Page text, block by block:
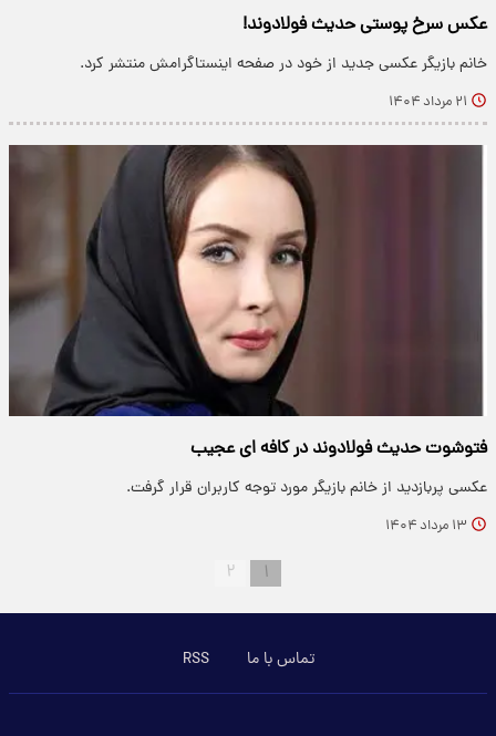
عکس سرخ پوستی حدیث فولادوند!
خانم بازیگر عکسی جدید از خود در صفحه اینستاگرامش منتشر کرد.
۲۱ مرداد ۱۴۰۴
فتوشوت حدیث فولادوند در کافه ای عجیب
عکسی پربازدید از خانم بازیگر مورد توجه کاربران قرار گرفت.
۱۳ مرداد ۱۴۰۴
۱ ۲
تماس با ما RSS